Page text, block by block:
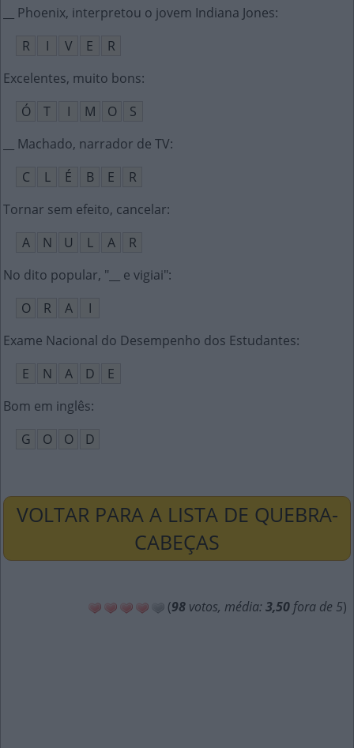
__ Phoenix, interpretou o jovem Indiana Jones:
R
I V E
R
Excelentes, muito bons:
Ó
T I M O
S
__ Machado, narrador de TV:
C
L É B E
R
Tornar sem efeito, cancelar:
A
N U L A
R
No dito popular, "__ e vigiai":
O
R A
I
Exame Nacional do Desempenho dos Estudantes:
E
N A D
E
Bom em inglês:
G
O O D
VOLTAR PARA A LISTA DE QUEBRA-
CABEÇAS
(98 votos, média: 3,50 fora de 5)